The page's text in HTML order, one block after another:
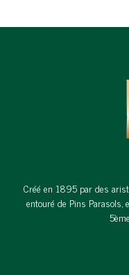
Créé en 1895 par des
entouré de Pins